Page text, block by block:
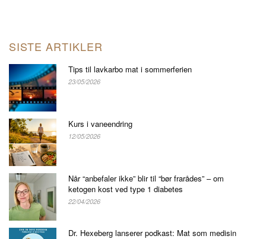
SISTE ARTIKLER
Tips til lavkarbo mat i sommerferien
23/05/2026
Kurs i vaneendring
12/05/2026
Når “anbefaler ikke” blir til “bør frarådes” – om
ketogen kost ved type 1 diabetes
22/04/2026
Dr. Hexeberg lanserer podkast: Mat som medisin